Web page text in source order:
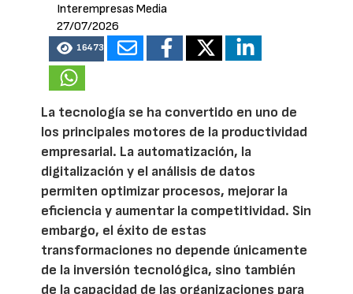
Interempresas Media
27/07/2026
16473
La tecnología se ha convertido en uno de
los principales motores de la productividad
empresarial. La automatización, la
digitalización y el análisis de datos
permiten optimizar procesos, mejorar la
eficiencia y aumentar la competitividad. Sin
embargo, el éxito de estas
transformaciones no depende únicamente
de la inversión tecnológica, sino también
de la capacidad de las organizaciones para